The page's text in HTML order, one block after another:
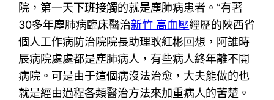
院，第一天下班接觸的就是塵肺病患者。”有著
30多年塵肺病臨床醫治新竹 高血壓經歷的陜西省
個人工作病防治院院長助理耿紅彬回想，阿誰時
辰病院處處都是塵肺病人，有些病人終年離不開
病院。可是由于這個病沒法治愈，大夫能做的也
就是經由過程各類醫治方法來加重病人的苦楚。